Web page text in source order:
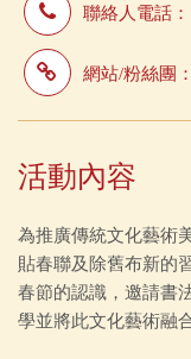
聯絡人電話：
網站/粉絲團：
活動內容
為推廣傳統文化藝術
貼春聯及除舊布新的
春節的認識，邀請書
學並將此文化藝術融